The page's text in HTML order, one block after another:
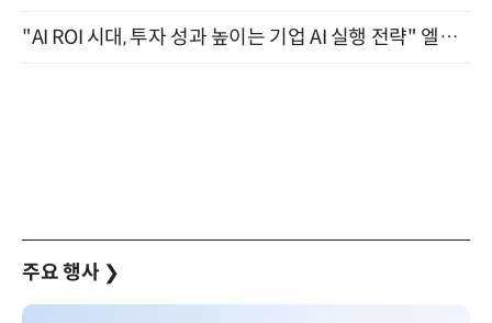
"AI ROI 시대, 투자 성과 높이는 기업 AI 실행 전략" 엘타워 6층 (9월 18일)
주요 행사 ❯